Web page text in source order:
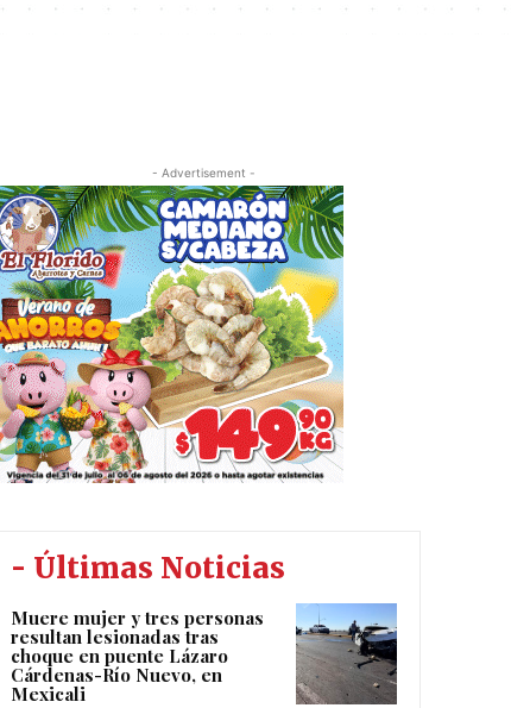
- Advertisement -
- Últimas Noticias
Muere mujer y tres personas
resultan lesionadas tras
choque en puente Lázaro
Cárdenas-Río Nuevo, en
Mexicali